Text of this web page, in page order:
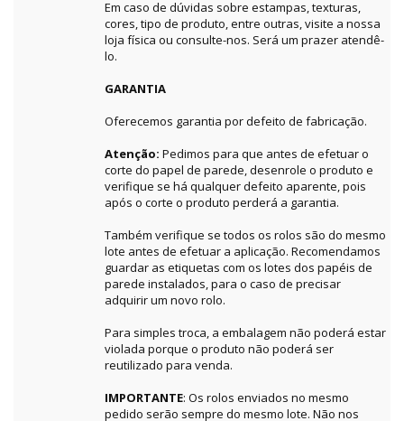
Em caso de dúvidas sobre estampas, texturas,
cores, tipo de produto, entre outras, visite a nossa
loja física ou consulte-nos. Será um prazer atendê-
lo.
GARANTIA
Oferecemos garantia por defeito de fabricação.
Atenção: Pedimos para que antes de efetuar o
corte do papel de parede, desenrole o produto e
verifique se há qualquer defeito aparente, pois
após o corte o produto perderá a garantia.
Também verifique se todos os rolos são do mesmo
lote antes de efetuar a aplicação. Recomendamos
guardar as etiquetas com os lotes dos papéis de
parede instalados, para o caso de precisar
adquirir um novo rolo.
Para simples troca, a embalagem não poderá estar
violada porque o produto não poderá ser
reutilizado para venda.
IMPORTANTE: Os rolos enviados no mesmo
pedido serão sempre do mesmo lote. Não nos